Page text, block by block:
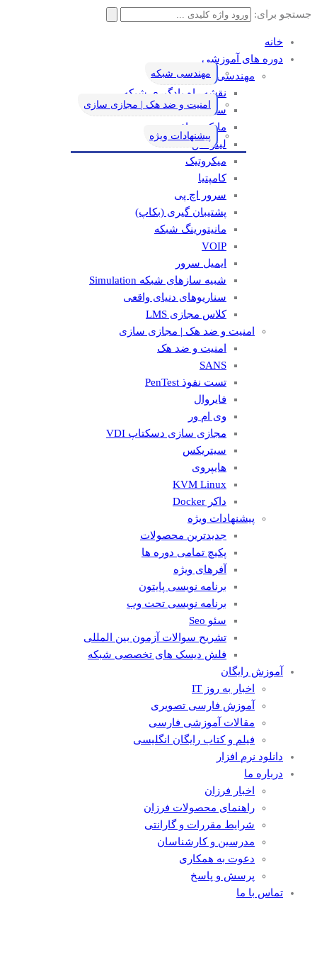
جستجو برای:
خانه
دوره های آموزشی
مهندسی شبکه
نقشه راه یادگیری شبکه
سیسکو
مایکروسافت
لینوکس
میکروتیک
کامپتیا
سرور اچ پی
پشتیبان گیری (بکاپ)
مانيتورينگ شبکه
VOIP
ایمیل سرور
شبیه سازهای شبکه Simulation
سناریوهای دنیای واقعی
کلاس مجازی LMS
امنیت و ضد هک | مجازی سازی
امنیت و ضد هک
SANS
تست نفوذ PenTest
فایروال
وی ام ور
مجازی سازی دسکتاپ VDI
سیتریکس
هایپروی
KVM Linux
داکر Docker
پیشنهادات ویژه
جدیدترین محصولات
پکیچ تمامی دوره ها
آفرهای ویژه
برنامه نویسی پایتون
برنامه نویسی تحت وب
سئو Seo
تشریح سوالات آزمون بین المللی
فلش دیسک های تخصصی شبکه
آموزش رایگان
اخبار به روز IT
آموزش فارسی تصویری
مقالات آموزشی فارسی
فیلم و کتاب رایگان انگلیسی
دانلود نرم افزار
درباره ما
اخبار فرزان
راهنمای محصولات فرزان
شرایط مقررات و گارانتی
مدرسین و کارشناسان
دعوت به همکاری
پرسش و پاسخ
تماس با ما
مهندسی شبکه
امنیت و ضد هک | مجازی سازی
پیشنهادات ویژه